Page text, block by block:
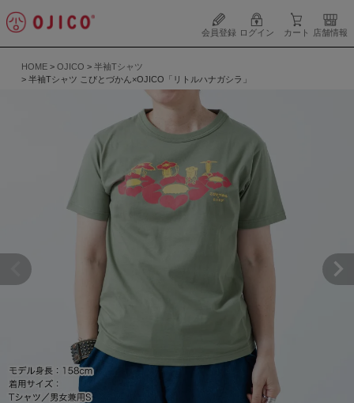
会員登録 ログイン カート 店舗情報
HOME OJICO
半袖Tシャツ
半袖Tシャツ こびとづかん×OJICO「リトルハナガシラ」